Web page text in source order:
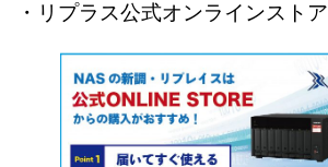
・リプラス公式オンラインストア